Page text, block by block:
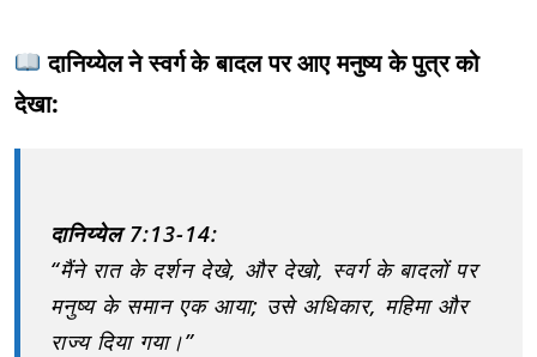
दानिय्येल ने स्वर्ग के बादल पर आए मनुष्य के पुत्र को
देखा:
दानिय्येल 7:13-14:
“मैंने रात के दर्शन देखे, और देखो, स्वर्ग के बादलों पर
मनुष्य के समान एक आया; उसे अधिकार, महिमा और
राज्य दिया गया।”